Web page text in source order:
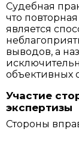
Судебная
что
является
выводов, а
объективных
Участие
экспертизы
Стороны